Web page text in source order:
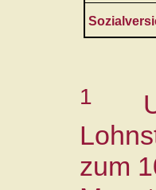
1
zum